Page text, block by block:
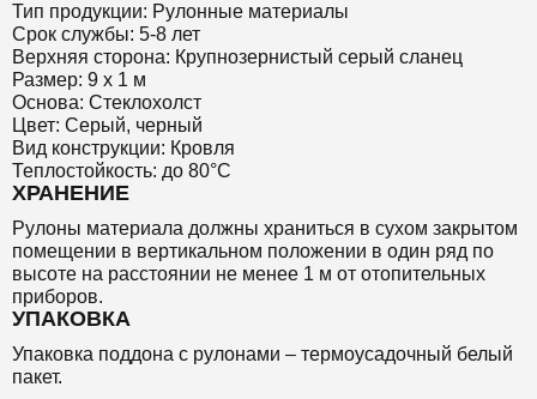
Тип продукции: Рулонные материалы
Срок службы: 5-8 лет
Верхняя сторона: Крупнозернистый серый сланец
Размер: 9 х 1 м
Основа: Стеклохолст
Цвет: Серый, черный
Вид конструкции: Кровля
Теплостойкость: до 80°C
ХРАНЕНИЕ
Рулоны материала должны храниться в сухом закрытом
помещении в вертикальном положении в один ряд по
высоте на расстоянии не менее 1 м от отопительных
приборов.
УПАКОВКА
Упаковка поддона с рулонами – термоусадочный белый
пакет.